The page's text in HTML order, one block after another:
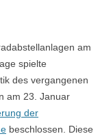
am
spielte
des vergangenen
am 23. Januar
der
beschlossen. Diese